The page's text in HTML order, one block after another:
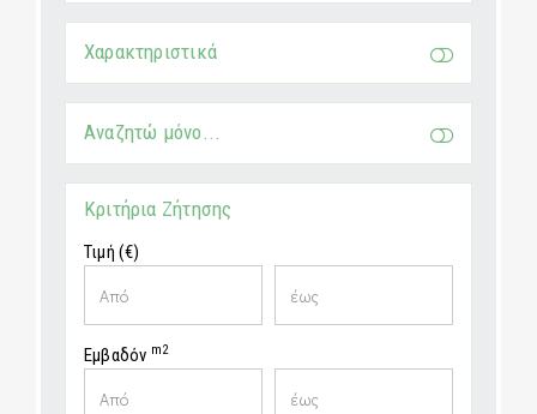
Χαρακτηριστικά
Αναζητώ μόνο...
Κριτήρια Ζήτησης
Τιμή (€)
Εμβαδόν m2